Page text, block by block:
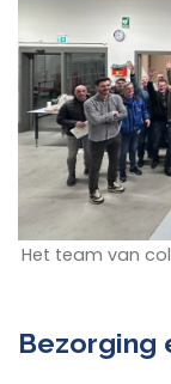
Het team van
Bezorging